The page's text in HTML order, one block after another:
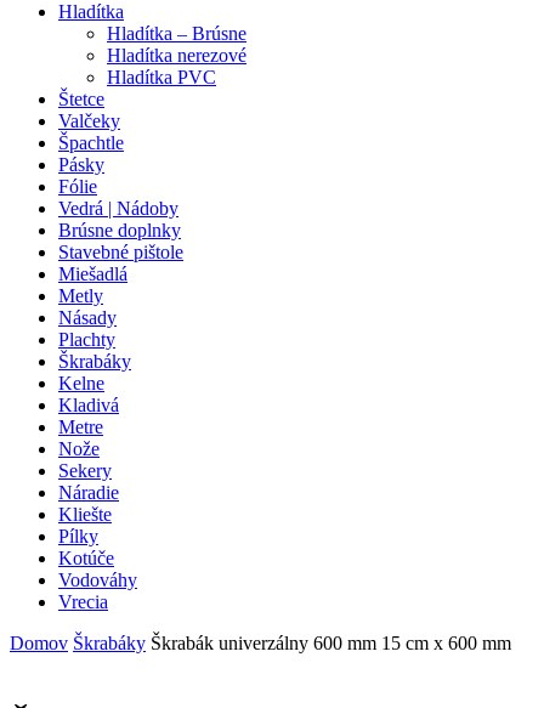
Hladítka
Hladítka – Brúsne
Hladítka nerezové
Hladítka PVC
Štetce
Valčeky
Špachtle
Pásky
Fólie
Vedrá | Nádoby
Brúsne doplnky
Stavebné pištole
Miešadlá
Metly
Násady
Plachty
Škrabáky
Kelne
Kladivá
Metre
Nože
Sekery
Náradie
Kliešte
Pílky
Kotúče
Vodováhy
Vrecia
Domov Škrabáky Škrabák univerzálny 600 mm 15 cm x 600 mm